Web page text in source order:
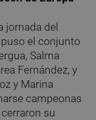
jornada del
el conjunto
Salma
Fernández, y
y Marina
campeonas
su